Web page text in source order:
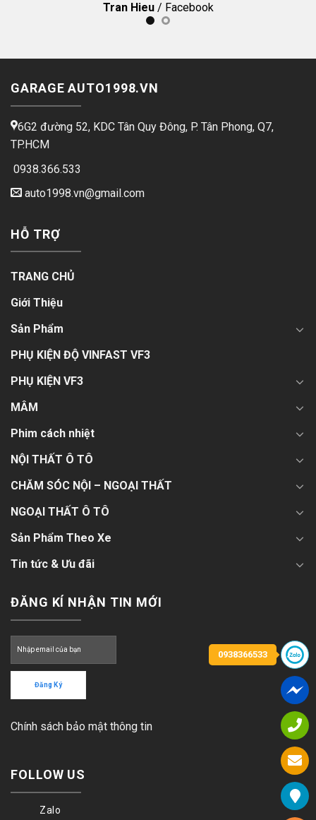
Tran Hieu / Facebook
GARAGE AUTO1998.VN
6G2 đường 52, KDC Tân Quy Đông, P. Tân Phong, Q7,
TP.HCM
0938.366.533
auto1998.vn@gmail.com
HỖ TRỢ
TRANG CHỦ
Giới Thiệu
Sản Phẩm
PHỤ KIỆN ĐỘ VINFAST VF3
PHỤ KIỆN VF3
MÂM
Phim cách nhiệt
NỘI THẤT Ô TÔ
CHĂM SÓC NỘI – NGOẠI THẤT
NGOẠI THẤT Ô TÔ
Sản Phẩm Theo Xe
Tin tức & Ưu đãi
ĐĂNG KÍ NHẬN TIN MỚI
Chính sách bảo mật thông tin
FOLLOW US
Zalo
0938366533